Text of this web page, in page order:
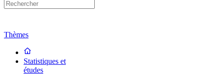
Thèmes
Statistiques et
études